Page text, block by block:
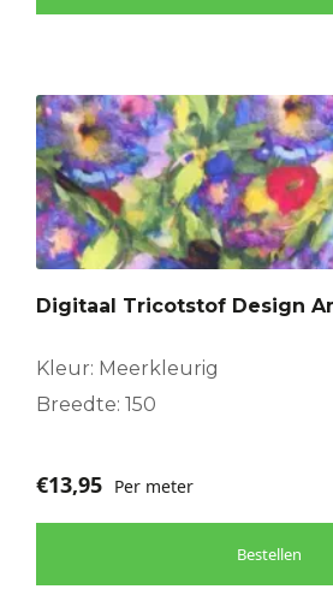
Digitaal Tricotstof Design
Kleur: Meerkleurig
Breedte: 150
€13,95 Per meter
Bestellen